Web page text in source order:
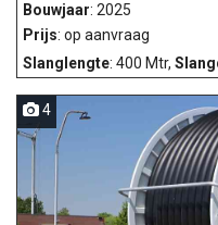
Bouwjaar: 2025
Prijs: op aanvraag
Slanglengte: 400 Mtr,
4